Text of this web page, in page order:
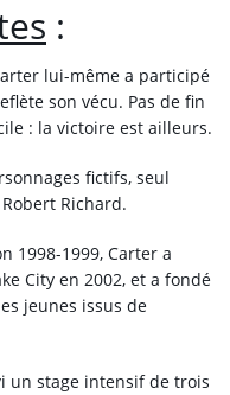
:
lui-même a participé
son vécu. Pas de fin
: la victoire est ailleurs.
fictifs, seul
Richard.
1998-1999, Carter a
City en 2002, et a fondé
jeunes issus de
un stage intensif de trois